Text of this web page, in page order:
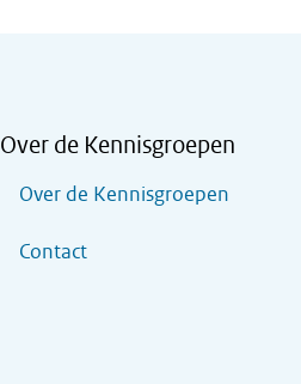
Over de Kennisgroepen
Over de Kennisgroepen
Contact